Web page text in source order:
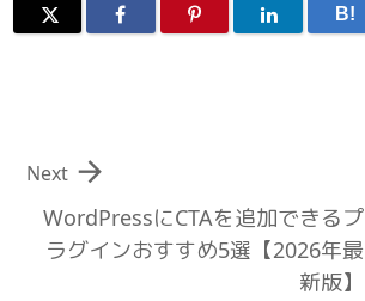
B!
WordPressにCTAを追加できるプ
ラグインおすすめ5選【2026年最
新版】

Next